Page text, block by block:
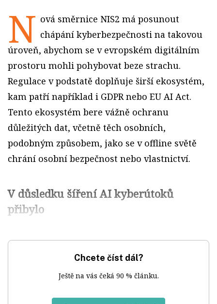
N ová směrnice NIS2 má posunout
chápání kyberbezpečnosti na takovou
úroveň, abychom se v evropském digitálním
prostoru mohli pohybovat beze strachu.
Regulace v podstatě doplňuje širší ekosystém,
kam patří například i GDPR nebo EU AI Act.
Tento ekosystém bere vážně ochranu
důležitých dat, včetně těch osobních,
podobným způsobem, jako se v offline světě
chrání osobní bezpečnost nebo vlastnictví.
V důsledku šíření AI kyberútoků
přibylo
Chcete číst dál?
Ještě na vás čeká 90 % článku.